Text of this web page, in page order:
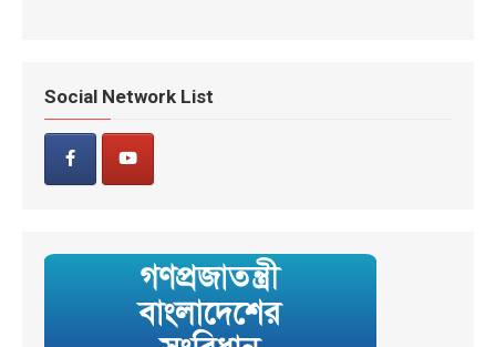
Social Network List